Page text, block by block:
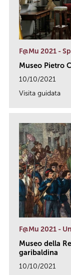
F@Mu 2021 -
Museo Pietro
10/10/2021
Visita guidata
F@Mu 2021 -
Museo della
garibaldina
10/10/2021